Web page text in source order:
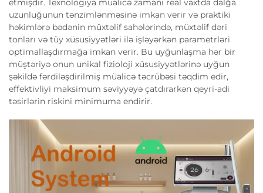
etmişdir. Texnologiya müalicə zamanı real vaxtda dalğa
uzunluğunun tənzimlənməsinə imkan verir və praktiki
həkimlərə bədənin müxtəlif sahələrində, müxtəlif dəri
tonları və tüy xüsusiyyətləri ilə işləyərkən parametrləri
optimallaşdırmağa imkan verir. Bu uyğunlaşma hər bir
müştəriyə onun unikal fizioloji xüsusiyyətlərinə uyğun
şəkildə fərdiləşdirilmiş müalicə təcrübəsi təqdim edir,
effektivliyi maksimum səviyyəyə çatdırarkən qeyri-adi
təsirlərin riskini minimuma endirir.